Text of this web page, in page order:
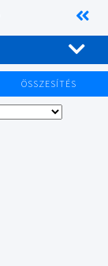
ÖSSZESÍTÉS